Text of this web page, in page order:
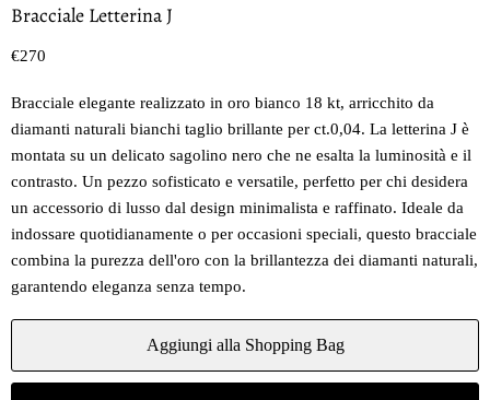
Bracciale Letterina J
Prezzo oggi
€270
Bracciale elegante realizzato in oro bianco 18 kt, arricchito da
diamanti naturali bianchi taglio brillante per ct.0,04. La letterina J è
montata su un delicato sagolino nero che ne esalta la luminosità e il
contrasto. Un pezzo sofisticato e versatile, perfetto per chi desidera
un accessorio di lusso dal design minimalista e raffinato. Ideale da
indossare quotidianamente o per occasioni speciali, questo bracciale
combina la purezza dell'oro con la brillantezza dei diamanti naturali,
garantendo eleganza senza tempo.
Aggiungi alla Shopping Bag